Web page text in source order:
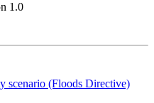
1.0
scenario (Floods Directive)